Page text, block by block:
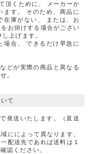
頂くために、 メーカーか
ます。 そのため、商品に
在庫がない、 または、お
お掛けする場合がござい
上げます。
場合、 できるだけ早急に
どが実際の商品と異なる
。
て
発送いたします。（直送
にによって異なります。
配送先であれば送料は１
認ください。